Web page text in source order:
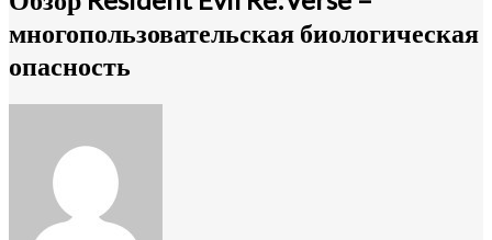
многопользовательская биологическая
опасность